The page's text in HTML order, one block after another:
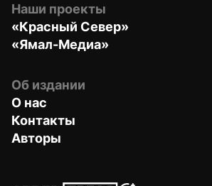
Наши проекты
«Красный Север»
«Ямал-Медиа»
Об издании
О нас
Контакты
Авторы